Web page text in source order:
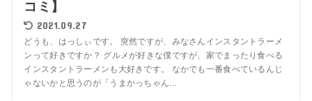
コミ】
2021.09.27
どうも、はっしぃです。 突然ですが、みなさんインスタントラーメ
ンって好きですか？ グルメが好きな僕ですが、家でまったり食べる
インスタントラーメンも大好きです。 なかでも一番食べているんじ
ゃないかと思うのが「うまかっちゃん...